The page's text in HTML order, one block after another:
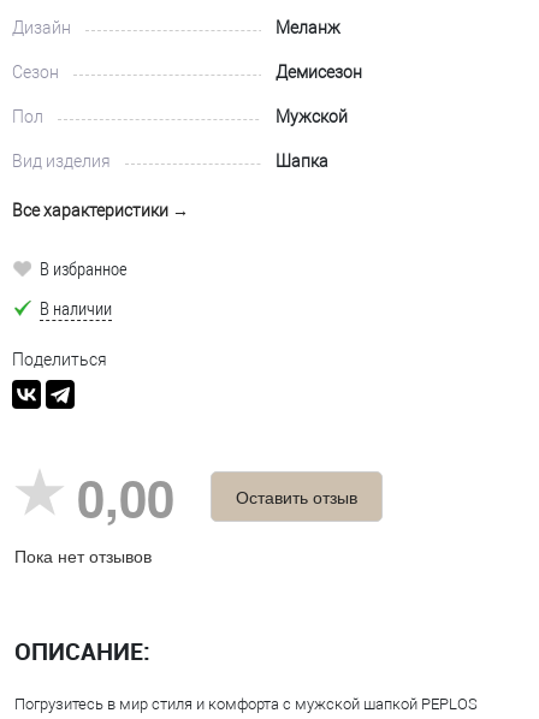
Дизайн Меланж
Сезон Демисезон
Пол Мужской
Вид изделия Шапка
Все характеристики →
В избранное
В наличии
Поделиться
0,00
Пока нет отзывов
Оставить отзыв
ОПИСАНИЕ:
Погрузитесь в мир стиля и комфорта с мужской шапкой PEPLOS